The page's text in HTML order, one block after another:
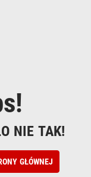
NIE TAK!
GŁÓWNEJ